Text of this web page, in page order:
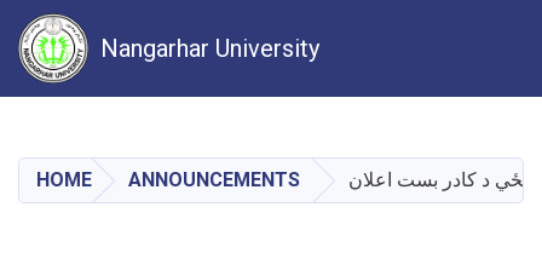
main
content
Nangarhar University
HOME ANNOUNCEMENTS